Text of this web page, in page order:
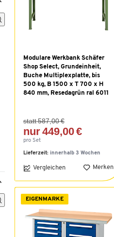
Modulare Werkbank Schäfer
Shop Select, Grundeinheit,
Buche Multiplexplatte, bis
500 kg, B 1500 x T 700 x H
840 mm, Resedagrün ral 6011
statt 587,00 €
nur 449,00 €
pro Set
Lieferzeit: innerhalb 3 Wochen
Vergleichen Merken
EIGENMARKE